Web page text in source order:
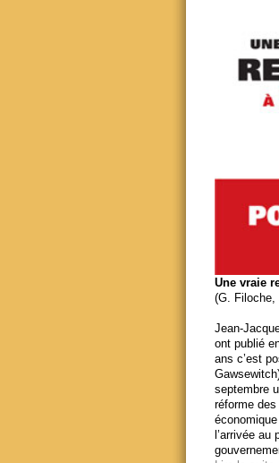
Une vraie
(G. Filoche,
Jean-
ont publié
ans c’est
septembre
réforme
économique
l’arrivée au